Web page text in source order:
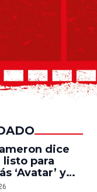
dice
listo para
‘Avatar’ y
‘el último